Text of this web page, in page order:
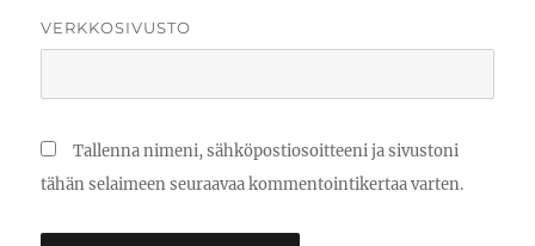
VERKKOSIVUSTO
Tallenna nimeni, sähköpostiosoitteeni ja sivustoni
tähän selaimeen seuraavaa kommentointikertaa varten.